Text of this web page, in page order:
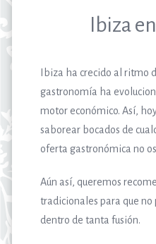
Ibiza
Ibiza ha crecido al ritmo
gastronomía ha
motor económico. Así,
saborear bocados de
oferta gastronómica no
Aún así, queremos
tradicionales para que no
dentro de tanta fusión.